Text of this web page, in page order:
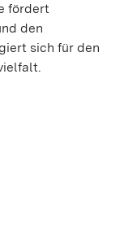
fördert
den
sich für den